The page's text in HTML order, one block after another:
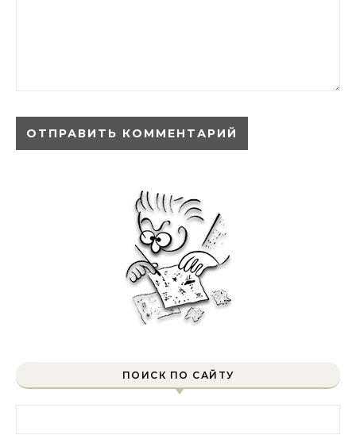
ПОИСК ПО САЙТУ